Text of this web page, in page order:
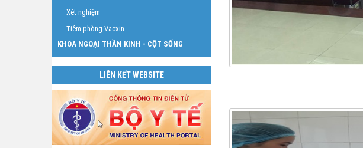
Xét nghiệm
Tiêm phòng Vacxin
KHOA NGOẠI THẦN KINH - CỘT SỐNG
LIÊN KẾT WEBSITE